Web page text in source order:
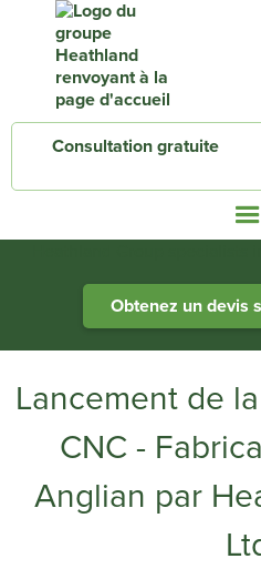
Consultation gratuite
Obtenez un devis
Lancement de
CNC -
Anglian par